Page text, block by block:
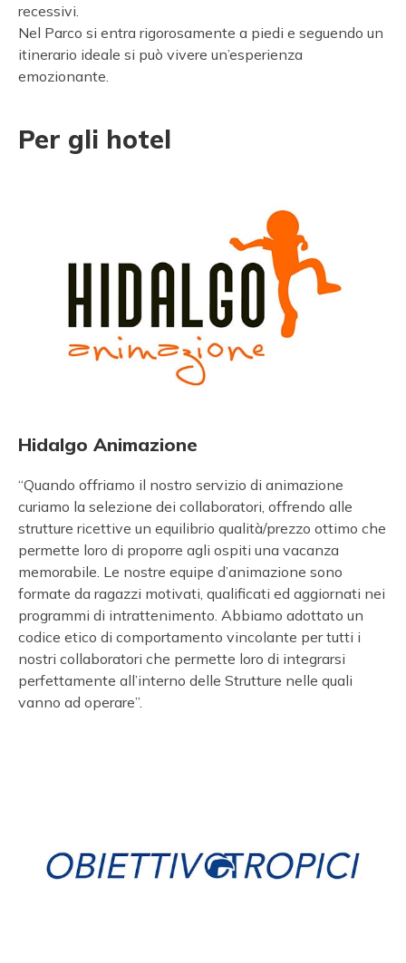
recessivi.
Nel Parco si entra rigorosamente a piedi e seguendo un
itinerario ideale si può vivere un’esperienza
emozionante.
Per gli hotel
Hidalgo Animazione
“Quando offriamo il nostro servizio di animazione
curiamo la selezione dei collaboratori, offrendo alle
strutture ricettive un equilibrio qualità/prezzo ottimo che
permette loro di proporre agli ospiti una vacanza
memorabile. Le nostre equipe d’animazione sono
formate da ragazzi motivati, qualificati ed aggiornati nei
programmi di intrattenimento. Abbiamo adottato un
codice etico di comportamento vincolante per tutti i
nostri collaboratori che permette loro di integrarsi
perfettamente all’interno delle Strutture nelle quali
vanno ad operare”.